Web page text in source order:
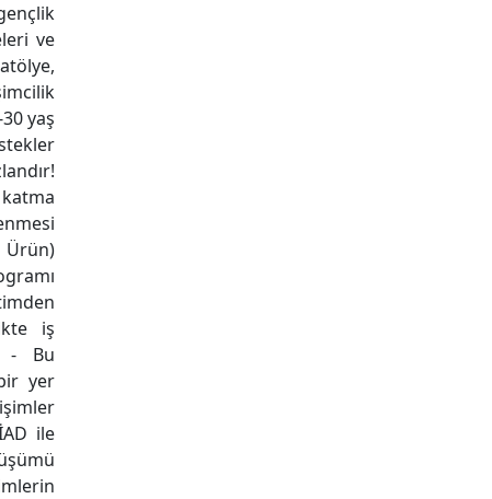
ve
yaş
iş
- Bu
yer
ile